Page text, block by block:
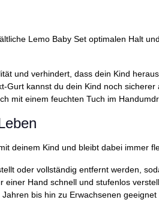
Lemo Baby Set optimalen Halt
und verhindert, dass dein Kind
Gurt kannst du dein Kind noch sicherer
mit einem feuchten Tuch im
deinem Kind und bleibt dabei immer
oder vollständig entfernt werden,
einer Hand schnell und stufenlos
bis hin zu Erwachsenen geeignet